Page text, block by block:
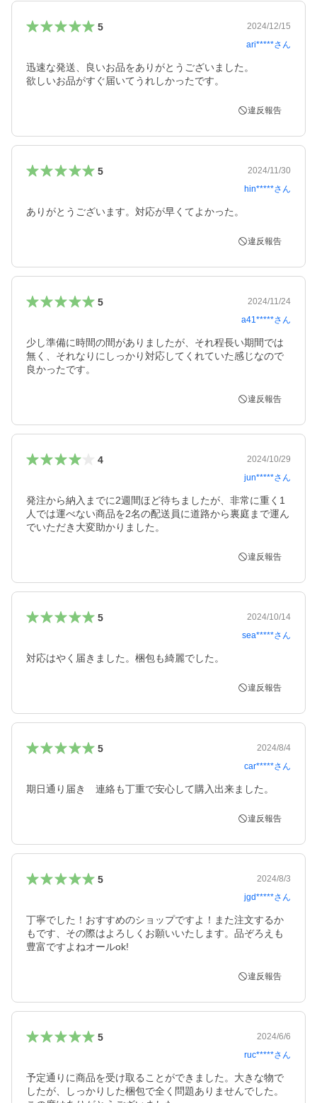
5
2024/12/15
ari*****さん
迅速な発送、良いお品をありがとうございました。
違反報告
5
2024/11/30
hin*****さん
違反報告
5
2024/11/24
a41*****さん
少し準備に時間の間がありましたが、それ程長い期間では
無く、それなりにしっかり対応してくれていた感じなので
良かったです。
違反報告
4
2024/10/29
jun*****さん
発注から納入までに2週間ほど待ちましたが、非常に重く1
人では運べない商品を2名の配送員に道路から裏庭まで運ん
でいただき大変助かりました。
違反報告
5
2024/10/14
sea*****さん
対応はやく届きました。梱包も綺麗でした。
違反報告
5
2024/8/4
car*****さん
期日通り届き　連絡も丁重で安心して購入出来ました。
違反報告
5
2024/8/3
jgd*****さん
丁寧でした！おすすめのショップですよ！また注文するか
もです、その際はよろしくお願いいたします。品ぞろえも
豊富ですよねオールok!
違反報告
5
2024/6/6
ruc*****さん
予定通りに商品を受け取ることができました。大きな物で
したが、しっかりした梱包で全く問題ありませんでした。